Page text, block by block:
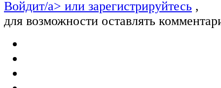
Войдит/a> или зарегистрируйтесь ,
для возможности оставлять